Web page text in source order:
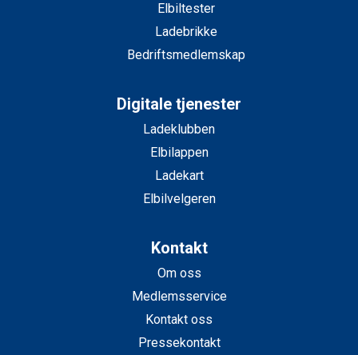
Elbiltester
Ladebrikke
Bedriftsmedlemskap
Digitale tjenester
Ladeklubben
Elbilappen
Ladekart
Elbilvelgeren
Kontakt
Om oss
Medlemsservice
Kontakt oss
Pressekontakt